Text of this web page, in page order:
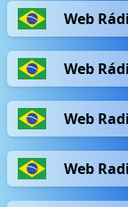
Web
Web
Web
Web